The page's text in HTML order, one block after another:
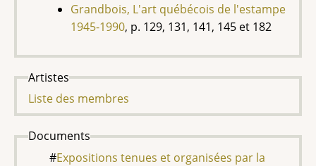
Grandbois, L'art québécois de l'estampe
1945-1990, p. 129, 131, 141, 145 et 182
Artistes
Liste des membres
Documents
Expositions tenues et organisées par la